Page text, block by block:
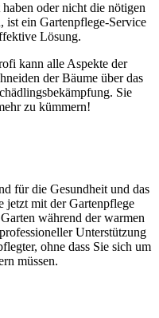
oder nicht die nötigen
ist ein Gartenpflege-Service
Lösung.
kann alle Aspekte der
der Bäume über das
Sie
zu kümmern!
für die Gesundheit und das
jetzt mit der Gartenpflege
während der warmen
Unterstützung
ohne dass Sie sich um
müssen.